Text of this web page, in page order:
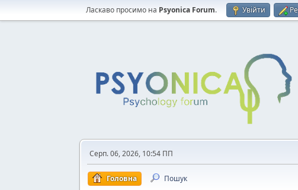
Ласкаво просимо на Psyonica Forum. Увійти
Серп. 06, 2026, 10:54 ПП
Головна Пошук